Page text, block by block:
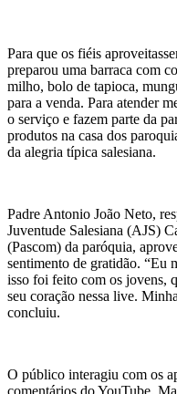
Para que os fiéis
preparou uma barraca com
milho, bolo de tapioca,
para a venda. Para atender
o serviço e fazem parte da
produtos na casa dos
da alegria típica salesiana.
Padre Antonio João Neto,
Juventude Salesiana (AJS)
(Pascom) da paróquia,
sentimento de gratidão. “Eu
isso foi feito com os jovens,
seu coração nessa live.
concluiu.
O público interagiu com os
comentários do YouTube.